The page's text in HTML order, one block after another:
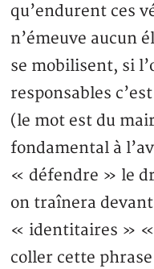
qu’endurent ces
n’émeuve aucun
se mobilisent, si
responsables
(le mot est du
fondamental à
« défendre » le
on traînera
« identitaires » «
coller cette